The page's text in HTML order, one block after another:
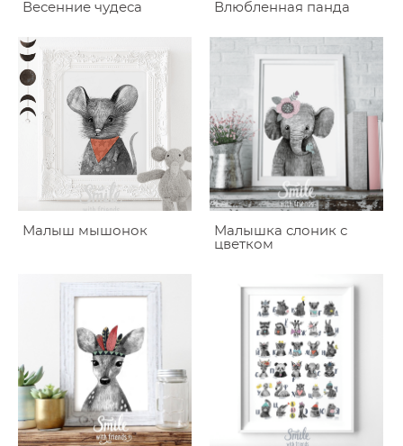
Весенние чудеса Влюбленная панда
Малыш мышонок
Малышка слоник с
цветком